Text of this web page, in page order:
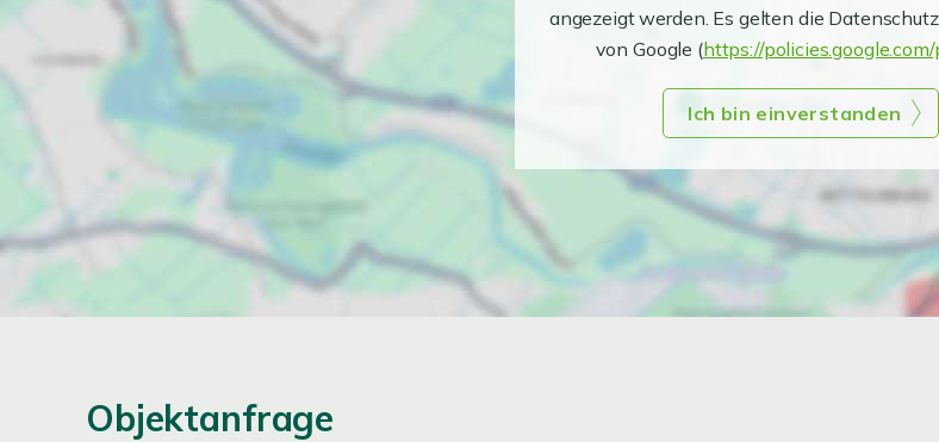
angezeigt werden. Es gelten die
von Google (https://
Ich bin einverstanden
Objektanfrage